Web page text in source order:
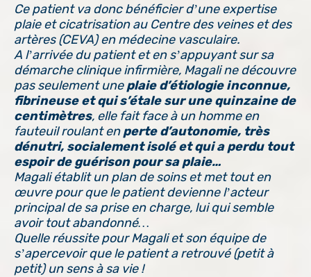
Ce patient va donc bénéficier d’une expertise
plaie et cicatrisation au Centre des veines et des
artères (CEVA) en médecine vasculaire.
A l’arrivée du patient et en s’appuyant sur sa
démarche clinique infirmière, Magali ne découvre
pas seulement uneplaie d’étiologie inconnue,
fibrineuse et qui s’étale sur une quinzaine de
centimètres, elle fait face à un homme en
fauteuil roulant enperte d’autonomie, très
dénutri, socialement isolé et qui a perdu tout
espoir de guérison pour sa plaie…
Magali établit un plan de soins et met tout en
œuvre pour que le patient devienne l’acteur
principal de sa prise en charge, lui qui semble
avoir tout abandonné…
Quelle réussite pour Magali et son équipe de
s’apercevoir que le patient a retrouvé (petit à
petit) un sens à sa vie !